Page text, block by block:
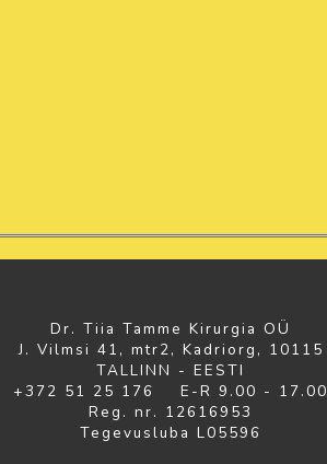
Dr. Tiia Tamme Kirurgia OÜ
J. Vilmsi 41, mtr2, Kadriorg, 10115
TALLINN - EESTI
+372 51 25 176 E-R 9.00 - 17.00
Reg. nr. 12616953
Tegevusluba L05596